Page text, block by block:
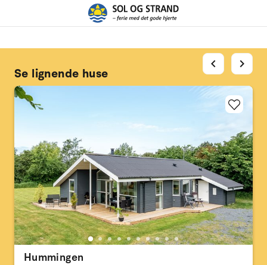
Se lignende huse
Hummingen
chevron_left chevron_right